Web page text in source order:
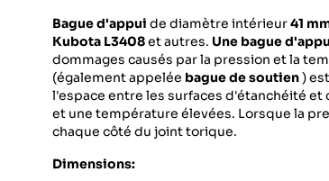
Bague d'appui de diamètre intérieur41
Kubota L3408et autres. Une bague
dommages causés par la pression et la
(également appelée bague de soutien)
l'espace entre les surfaces d'étanchéité
et une température élevées. Lorsque la
chaque côté du joint torique.
Dimensions: